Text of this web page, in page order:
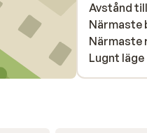
Avstånd
Närmaste
Närmaste
Lugnt läge